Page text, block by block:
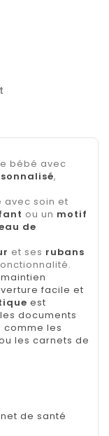
bébé avec
,
avec soin et
ou un motif
de
et ses rubans
facile et
est
documents
comme les
les carnets de
de santé